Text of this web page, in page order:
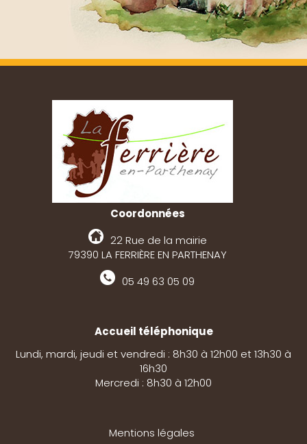
Coordonnées
22 Rue de la mairie
79390 LA FERRIÈRE EN PARTHENAY
05 49 63 05 09
Accueil téléphonique
Lundi, mardi, jeudi et vendredi : 8h30 à 12h00 et 13h30 à
16h30
Mercredi : 8h30 à 12h00
Mentions légales